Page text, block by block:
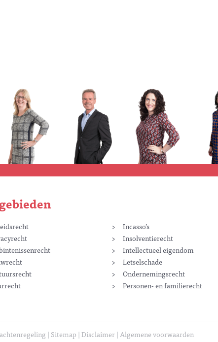
Incasso’s
Insolventierecht
Intellectueel eigendom
Letselschade
Ondernemingsrecht
Personen- en familierecht
Sitemap Disclaimer Algemene voorwaarden